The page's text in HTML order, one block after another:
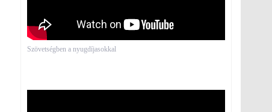
Szövetségben a nyugdíjasokkal